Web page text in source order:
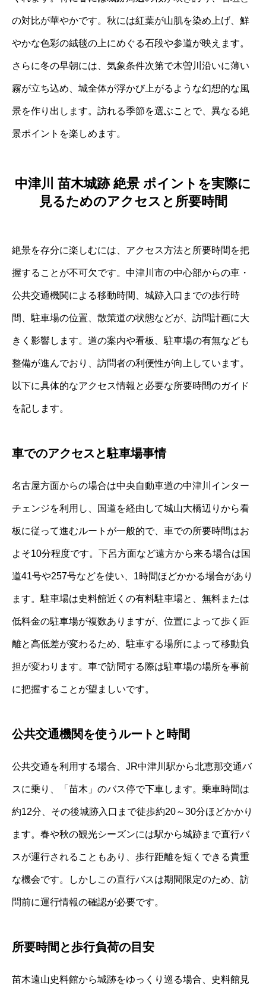
の対比が華やかです。秋には紅葉が山肌を染め上げ、鮮
やかな色彩の絨毯の上にめぐる石段や参道が映えます。
さらに冬の早朝には、気象条件次第で木曽川沿いに薄い
霧が立ち込め、城全体が浮かび上がるような幻想的な風
景を作り出します。訪れる季節を選ぶことで、異なる絶
景ポイントを楽しめます。
中津川 苗木城跡 絶景 ポイントを実際に
見るためのアクセスと所要時間
絶景を存分に楽しむには、アクセス方法と所要時間を把
握することが不可欠です。中津川市の中心部からの車・
公共交通機関による移動時間、城跡入口までの歩行時
間、駐車場の位置、散策道の状態などが、訪問計画に大
きく影響します。道の案内や看板、駐車場の有無なども
整備が進んでおり、訪問者の利便性が向上しています。
以下に具体的なアクセス情報と必要な所要時間のガイド
を記します。
車でのアクセスと駐車場事情
名古屋方面からの場合は中央自動車道の中津川インター
チェンジを利用し、国道を経由して城山大橋辺りから看
板に従って進むルートが一般的で、車での所要時間はお
よそ10分程度です。下呂方面など遠方から来る場合は国
道41号や257号などを使い、1時間ほどかかる場合があり
ます。駐車場は史料館近くの有料駐車場と、無料または
低料金の駐車場が複数ありますが、位置によって歩く距
離と高低差が変わるため、駐車する場所によって移動負
担が変わります。車で訪問する際は駐車場の場所を事前
に把握することが望ましいです。
公共交通機関を使うルートと時間
公共交通を利用する場合、JR中津川駅から北恵那交通バ
スに乗り、「苗木」のバス停で下車します。乗車時間は
約12分、その後城跡入口まで徒歩約20～30分ほどかかり
ます。春や秋の観光シーズンには駅から城跡まで直行バ
スが運行されることもあり、歩行距離を短くできる貴重
な機会です。しかしこの直行バスは期間限定のため、訪
問前に運行情報の確認が必要です。
所要時間と歩行負荷の目安
苗木遠山史料館から城跡をゆっくり巡る場合、史料館見